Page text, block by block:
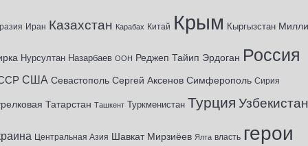
Иран Казахстан Карабах Китай Крым Кыргызстан Милли
Нурсултан Назарбаев ООН Реджеп Тайип Эрдоган Россия
США Севастополь Сергей Аксенов Симферополь Сирия
Татарстан Ташкент Туркменистан ТурцияУзбекистан
Центральная Азия Шавкат Мирзиёев Ялта власть герои